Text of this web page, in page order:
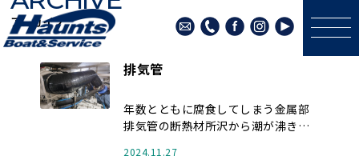
アーカイブ
排気管
年数とともに腐食してしまう金属部
排気管の断熱材所沢から潮が沸き出
2024.11.27